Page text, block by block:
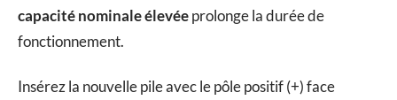
capacité nominale élevéeprolonge la durée de
fonctionnement.
Insérez la nouvelle pile avec le pôle positif (+) face